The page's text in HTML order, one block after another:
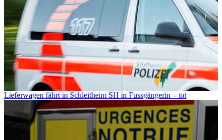
Lieferwagen fährt in Schleitheim SH in Fussgängerin – tot